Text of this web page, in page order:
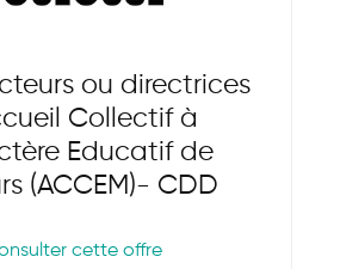
ou directrices
Collectif à
Educatif de
(ACCEM)- CDD
cette offre